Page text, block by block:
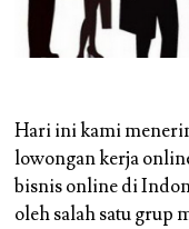
Hari ini kami
lowongan kerja
bisnis online di
oleh salah satu grup